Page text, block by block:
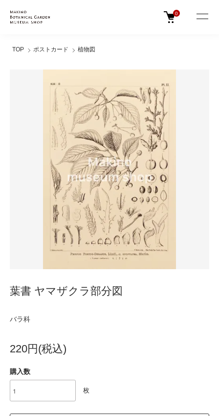
0
TOP ポストカード 植物図
葉書 ヤマザクラ部分図
バラ科
220円(税込)
購入数
枚